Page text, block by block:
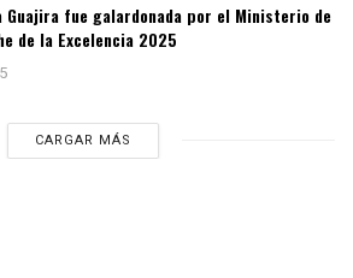
Guajira fue galardonada por el Ministerio de
de la Excelencia 2025
CARGAR MÁS